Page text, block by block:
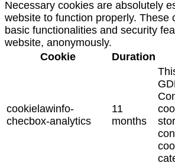
Necessary cookies are absolutely
website to function properly. These
basic functionalities and security
website, anonymously.
Cookie
Duration
cookielawinfo-
checbox-analytics
11
months